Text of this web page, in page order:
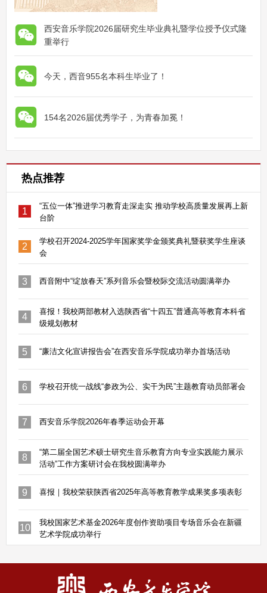
西安音乐学院2026届研究生毕业典礼暨学位授予仪式隆
重举行
今天，西音955名本科生毕业了！
154名2026届优秀学子，为青春加冕！
热点推荐
1
“五位一体”推进学习教育走深走实 推动学校高质量发展再上新
台阶
2
学校召开2024-2025学年国家奖学金颁奖典礼暨获奖学生座谈
会
3 西音附中“绽放春天”系列音乐会暨校际交流活动圆满举办
4
喜报！我校两部教材入选陕西省“十四五”普通高等教育本科省
级规划教材
5 “廉洁文化宣讲报告会”在西安音乐学院成功举办首场活动
6 学校召开统一战线“参政为公、实干为民”主题教育动员部署会
7 西安音乐学院2026年春季运动会开幕
8
“第二届全国艺术硕士研究生音乐教育方向专业实践能力展示
活动”工作方案研讨会在我校圆满举办
9 喜报｜我校荣获陕西省2025年高等教育教学成果奖多项表彰
10
我校国家艺术基金2026年度创作资助项目专场音乐会在新疆
艺术学院成功举行